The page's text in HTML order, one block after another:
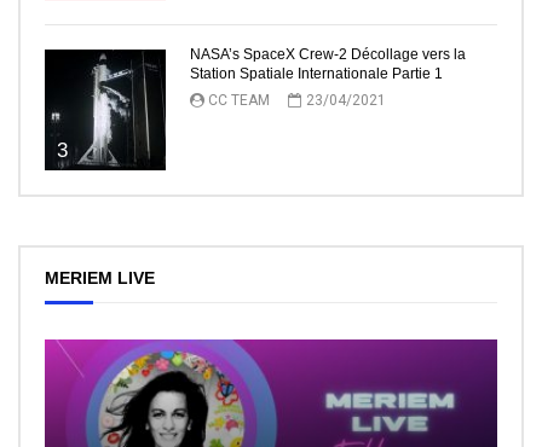
3
NASA’s SpaceX Crew-2 Décollage vers la
Station Spatiale Internationale Partie 1
CC TEAM
23/04/2021
MERIEM LIVE